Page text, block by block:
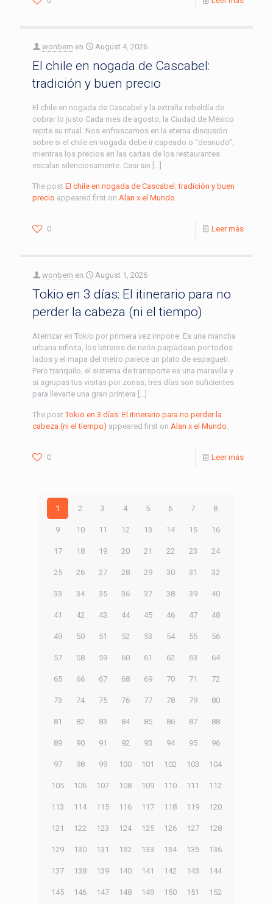
wonbern en August 4, 2026
El chile en nogada de Cascabel:
tradición y buen precio
El chile en nogada de Cascabel y la extraña rebeldía de
cobrar lo justo Cada mes de agosto, la Ciudad de México
repite su ritual. Nos enfrascamos en la eterna discusión
sobre si el chile en nogada debe ir capeado o “desnudo”,
mientras los precios en las cartas de los restaurantes
escalan silenciosamente. Casi sin […]
The post El chile en nogada de Cascabel: tradición y buen
precio appeared first on Alan x el Mundo.
0 Leer más
wonbern en August 1, 2026
Tokio en 3 días: El itinerario para no
perder la cabeza (ni el tiempo)
Aterrizar en Tokio por primera vez impone. Es una mancha
urbana infinita, los letreros de neón parpadean por todos
lados y el mapa del metro parece un plato de espagueti.
Pero tranquilo, el sistema de transporte es una maravilla y
si agrupas tus visitas por zonas, tres días son suficientes
para llevarte una gran primera […]
The postTokio en 3 días: El itinerario para no perder la
cabeza (ni el tiempo) appeared first on Alan x el Mundo.
0 Leer más
1 2 3 4 5 6 7 8
9 10 11 12 13 14 15 16
17 18 19 20 21 22 23 24
25 26 27 28 29 30 31 32
33 34 35 36 37 38 39 40
41 42 43 44 45 46 47 48
49 50 51 52 53 54 55 56
57 58 59 60 61 62 63 64
65 66 67 68 69 70 71 72
73 74 75 76 77 78 79 80
81 82 83 84 85 86 87 88
89 90 91 92 93 94 95 96
97 98 99 100 101 102 103 104
105 106 107 108 109 110 111 112
113 114 115 116 117 118 119 120
121 122 123 124 125 126 127 128
129 130 131 132 133 134 135 136
137 138 139 140 141 142 143 144
145 146 147 148 149 150 151 152